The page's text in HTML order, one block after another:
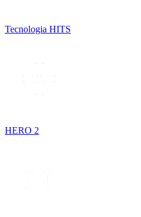
Tecnologia HITS
HERO 2